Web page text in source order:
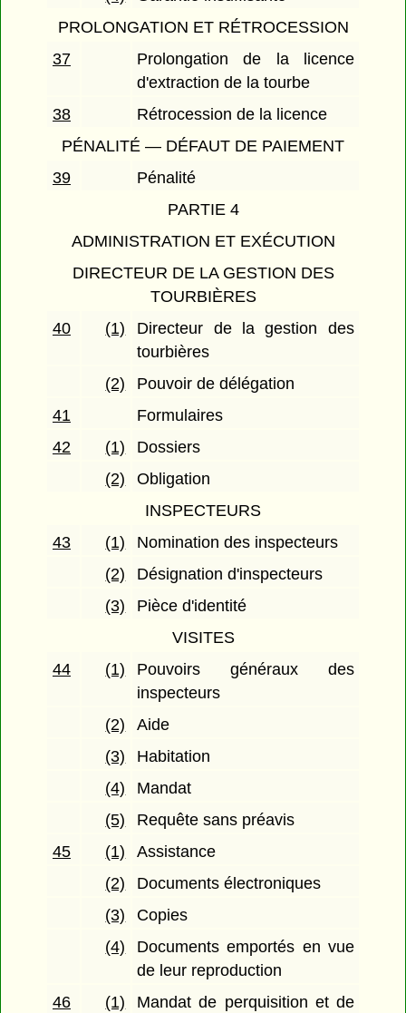
PROLONGATION ET RÉTROCESSION
37
Prolongation de la licence
d'extraction de la tourbe
38
Rétrocession de la licence
PÉNALITÉ — DÉFAUT DE PAIEMENT
39
Pénalité
PARTIE 4
ADMINISTRATION ET EXÉCUTION
DIRECTEUR DE LA GESTION DES
TOURBIÈRES
40
(1)
Directeur de la gestion des
tourbières
(2)
Pouvoir de délégation
41
Formulaires
42
(1)
Dossiers
(2)
Obligation
INSPECTEURS
43
(1)
Nomination des inspecteurs
(2)
Désignation d'inspecteurs
(3)
Pièce d'identité
VISITES
44
(1)
Pouvoirs généraux des
inspecteurs
(2)
Aide
(3)
Habitation
(4)
Mandat
(5)
Requête sans préavis
45
(1)
Assistance
(2)
Documents électroniques
(3)
Copies
(4)
Documents emportés en vue
de leur reproduction
46
(1)
Mandat de perquisition et de